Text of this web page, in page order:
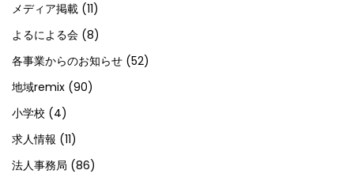
メディア掲載 (11)
よるによる会 (8)
各事業からのお知らせ (52)
地域remix (90)
小学校 (4)
求人情報 (11)
法人事務局 (86)